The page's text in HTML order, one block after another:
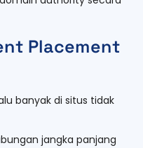
Placement
banyak di situs tidak
jangka panjang